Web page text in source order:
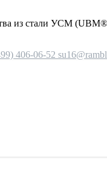
из стали УСМ
406-06-52